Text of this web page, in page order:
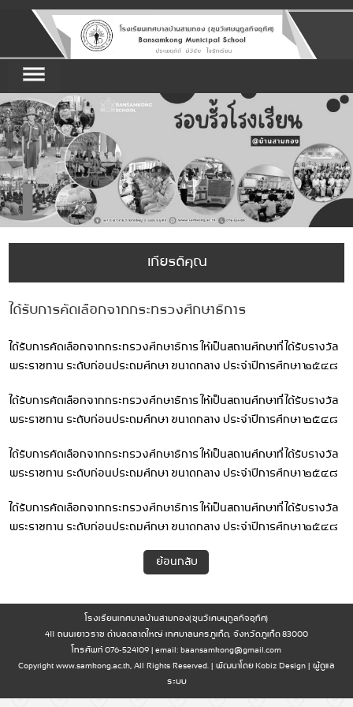
เกียรติคุณ
ได้รับการคัดเลือกจากกระทรวงศึกษาธิการ
ได้รับการคัดเลือกจากกระทรวงศึกษาธิการ ให้เป็นสถานศึกษาที่ได้รับรางวัล
พระราชทาน ระดับก่อนประถมศึกษา ขนาดกลาง ประจำปีการศึกษา ๒๕๔๘
ได้รับการคัดเลือกจากกระทรวงศึกษาธิการ ให้เป็นสถานศึกษาที่ได้รับรางวัล
พระราชทาน ระดับก่อนประถมศึกษา ขนาดกลาง ประจำปีการศึกษา ๒๕๔๘
ได้รับการคัดเลือกจากกระทรวงศึกษาธิการ ให้เป็นสถานศึกษาที่ได้รับรางวัล
พระราชทาน ระดับก่อนประถมศึกษา ขนาดกลาง ประจำปีการศึกษา ๒๕๔๘
ได้รับการคัดเลือกจากกระทรวงศึกษาธิการ ให้เป็นสถานศึกษาที่ได้รับรางวัล
พระราชทาน ระดับก่อนประถมศึกษา ขนาดกลาง ประจำปีการศึกษา ๒๕๔๘
ย้อนกลับ
โรงเรียนเทศบาลบ้านสามกอง(ขุนวิเศษนุกูลกิจอุทิศ)
411 ถนนเยาวราช ตำบลตลาดใหญ่ เทศบาลนครภูเก็ต, จังหวัดภูเก็ต 83000
โทรศัพท์ 076-524109 | email:baansamkong@gmail.com
Copyright www.samkong.ac.th, All Rights Reserved. | พัฒนาโดยKobiz Design| ผู้ดูแล
ระบบ